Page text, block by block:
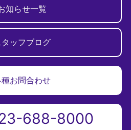
知らせ一覧
タッフブログ
お問合わせ
688-8000